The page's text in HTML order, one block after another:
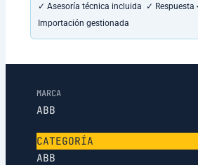
✓ Asesoría técnica incluida ✓ Respuesta
Importación gestionada
MARCA
ABB
CATEGORÍA
ABB